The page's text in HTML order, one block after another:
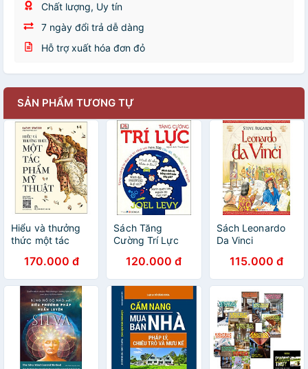
Chất lượng, Uy tín
7 ngày đổi trả dễ dàng
Hỗ trợ xuất hóa đơn đỏ
SẢN PHẨM TƯƠNG TỰ
Hiểu và thưởng
thức một tác
170.000 đ
Sách Tăng
Cường Trí Lực
120.000 đ
Sách Leonardo
Da Vinci
115.000 đ